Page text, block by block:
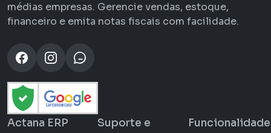
médias empresas. Gerencie vendas, estoque,
financeiro e emita notas fiscais com facilidade.
Actana ERP
Suporte e